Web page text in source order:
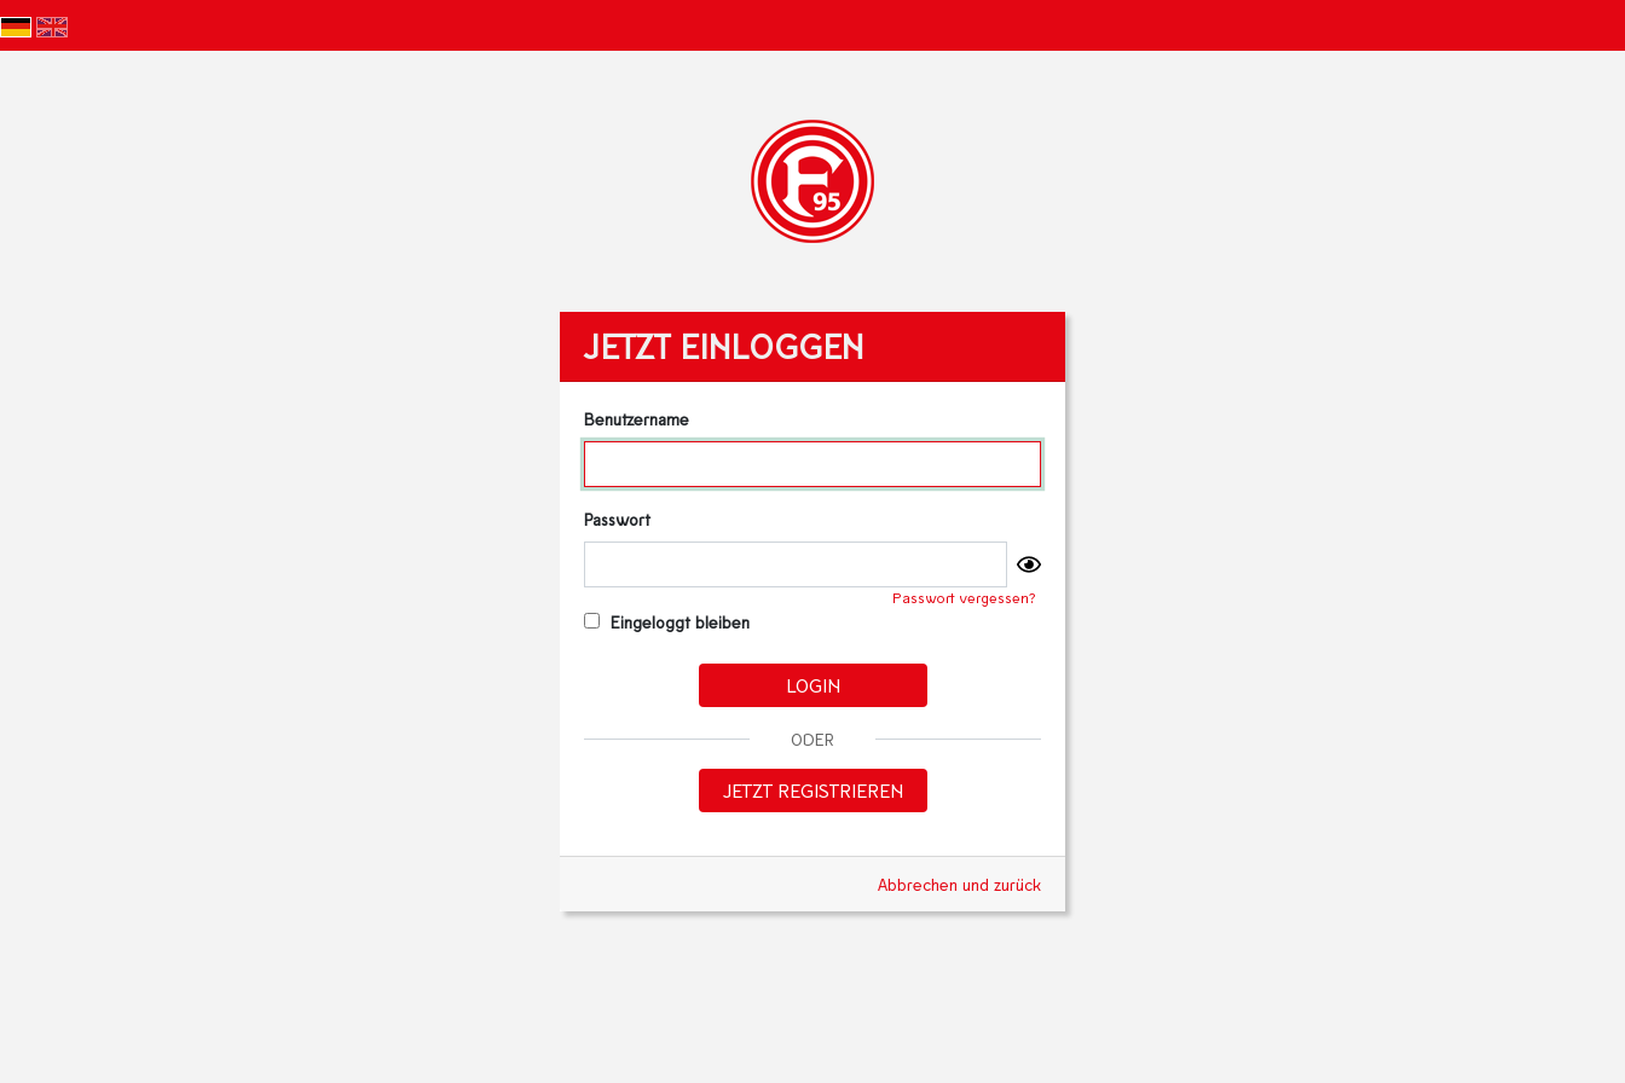
JETZT EINLOGGEN
Benutzername
Passwort
Passwort vergessen?
Eingeloggt bleiben
LOGIN
ODER
JETZT REGISTRIEREN
Abbrechen und zurück